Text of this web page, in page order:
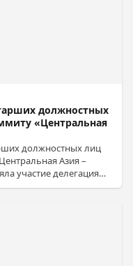
должностных
«Центральная
должностных лиц
Азия –
участие делегация
министра